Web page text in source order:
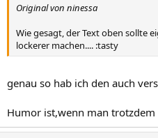
Original von ninessa
Wie gesagt, der Text oben sollte
lockerer machen.... :tasty
genau so hab ich den auch
Humor ist,wenn man trotzdem